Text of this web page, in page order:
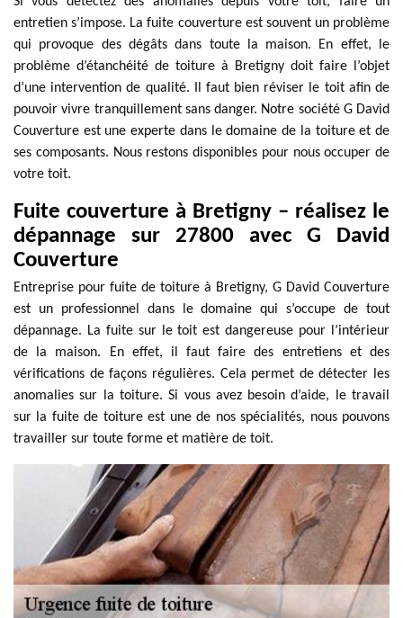
entretien s’impose. La fuite couverture est souvent un problème
qui provoque des dégâts dans toute la maison. En effet, le
problème d’étanchéité de toiture à Bretigny doit faire l’objet
d’une intervention de qualité. Il faut bien réviser le toit afin de
pouvoir vivre tranquillement sans danger. Notre société G David
Couverture est une experte dans le domaine de la toiture et de
ses composants. Nous restons disponibles pour nous occuper de
votre toit.
Fuite couverture à Bretigny – réalisez le
dépannage sur 27800 avec G David
Couverture
Entreprise pour fuite de toiture à Bretigny, G David Couverture
est un professionnel dans le domaine qui s’occupe de tout
dépannage. La fuite sur le toit est dangereuse pour l’intérieur
de la maison. En effet, il faut faire des entretiens et des
vérifications de façons régulières. Cela permet de détecter les
anomalies sur la toiture. Si vous avez besoin d’aide, le travail
sur la fuite de toiture est une de nos spécialités, nous pouvons
travailler sur toute forme et matière de toit.